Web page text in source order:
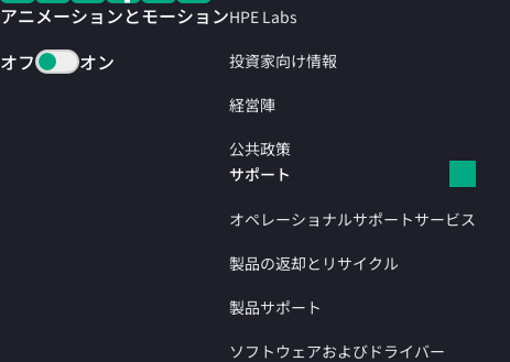
アニメーションとモーション
オフ
オン
HPE Labs
投資家向け情報
経営陣
公共政策
サポート
オペレーショナルサポートサービス
製品の返却とリサイクル
製品サポート
ソフトウェアおよびドライバー